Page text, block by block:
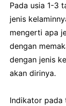
Pada usia 1-3
jenis
mengerti apa
dengan
dengan jenis
akan dirinya.
Indikator pada